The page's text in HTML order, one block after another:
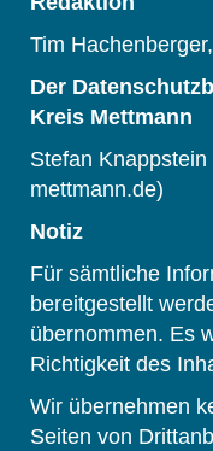
Tim
Der
Kreis Mettmann
Stefan
mettmann.de)
Notiz
Für sämtliche
bereitgestellt
übernommen. Es
Richtigkeit des
Wir übernehmen
Seiten von